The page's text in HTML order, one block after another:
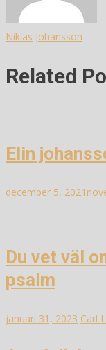
Niklas Johansson
Related
Elin
december 5, 2021
Du vet väl
psalm
januari 31, 2023 Carl